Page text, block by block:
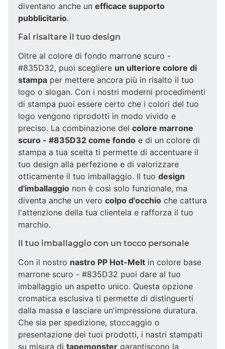
diventano anche un efficace supporto
pubblicitario.
Fai risaltare il tuo design
Oltre al colore di fondo marrone scuro -
#835D32, puoi scegliere un ulteriore colore di
stampa per mettere ancora più in risalto il tuo
logo o slogan. Con i nostri moderni procedimenti
di stampa puoi essere certo che i colori del tuo
logo vengono riprodotti in modo vivido e
preciso. La combinazione del colore marrone
scuro - #835D32 come fondo e di un colore di
stampa a tua scelta ti permette di accentuare il
tuo design alla perfezione e di valorizzare
otticamente il tuo imballaggio. Il tuo design
d'imballaggio non è così solo funzionale, ma
diventa anche un vero colpo d'occhio che cattura
l'attenzione della tua clientela e rafforza il tuo
marchio.
Il tuo imballaggio con un tocco personale
Con il nostro nastro PP Hot-Melt in colore base
marrone scuro - #835D32 puoi dare al tuo
imballaggio un aspetto unico. Questa opzione
cromatica esclusiva ti permette di distinguerti
dalla massa e lasciare un'impressione duratura.
Che sia per spedizione, stoccaggio o
presentazione dei tuoi prodotti, i nastri stampati
su misura di tapemonster garantiscono la